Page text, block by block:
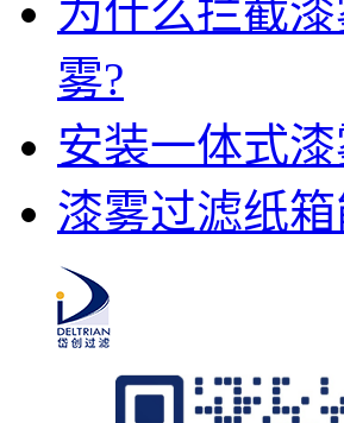
为什么拦截
雾?
安装一体式
漆雾过滤纸